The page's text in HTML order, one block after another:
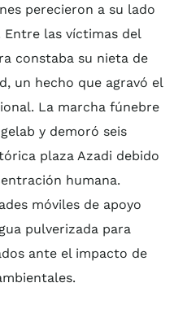
perecieron a su lado
Entre las víctimas del
constaba su nieta de
un hecho que agravó el
La marcha fúnebre
y demoró seis
plaza Azadi debido
humana.
móviles de apoyo
pulverizada para
ante el impacto de